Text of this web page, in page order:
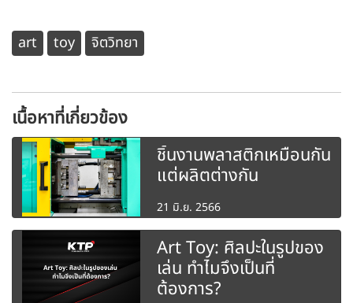
art toy จิตวิทยา
เนื้อหาที่เกี่ยวข้อง
ชิ้นงานพลาสติกเหมือนกัน
แต่ผลิตต่างกัน
21 มิ.ย. 2566
Art Toy: ศิลปะในรูปของ
เล่น ทำไมจึงเป็นที่
ต้องการ?